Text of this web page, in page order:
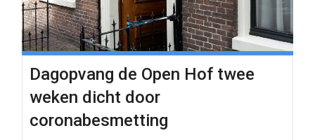
Dagopvang de Open Hof twee
weken dicht door
coronabesmetting